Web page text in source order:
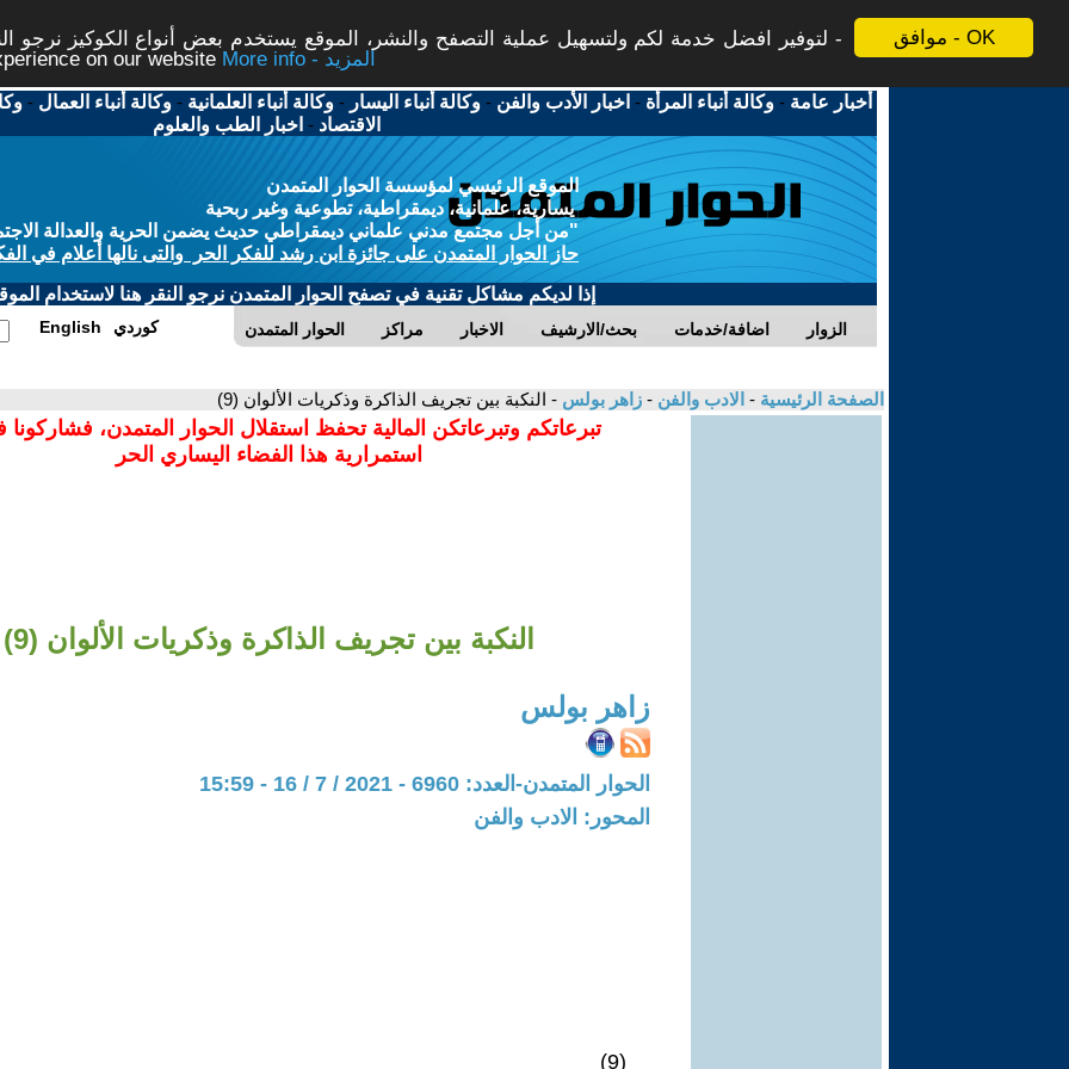
موافق - OK
لتوفير افضل خدمة لكم ولتسهيل عملية التصفح والنشر، الموقع يستخدم بعض أنواع الكوكيز نرجو
on our website
More info - المزيد
أخبار عامة -وكالة أنباء المرأة - اخبار الأدب والفن -وكالة أنباء اليسار -وكالة أنباء العلمانية -وكالة أنباء العمال -
الاقتصاد - اخبار الطب والعلوم
الموقع الرئيسي لمؤسسة الحوار المتمدن
يسارية، علمانية، ديمقراطية، تطوعية وغير ربحية
"من أجل مجتمع مدني علماني ديمقراطي حديث يضمن الحرية والعدالة
حاز الحوار المتمدن على جائزة ابن رشد للفكر الحر والتى نالها أعلام في
إذا لديكم مشاكل تقنية في تصفح الحوار المتمدن نرجو النقر هنا لاستخدام
الحوار المتمدن مراكز الاخبار بحث/الارشيف اضافة/خدمات الزوار English كوردي
الصفحة الرئيسية - الادب والفن - زاهر بولس - النكبة بين تجريف الذاكرة وذكريات الألوان (9)
تبرعاتكم وتبرعاتكن المالية تحفظ استقلال الحوار المتمدن،
استمرارية هذا الفضاء اليساري الحر
النكبة بين تجريف الذاكرة وذكريات الألوان (9)
زاهر بولس
الحوار المتمدن-العدد: 6960 - 2021 / 7 / 16 - 15:59
المحور: الادب والفن
(9)